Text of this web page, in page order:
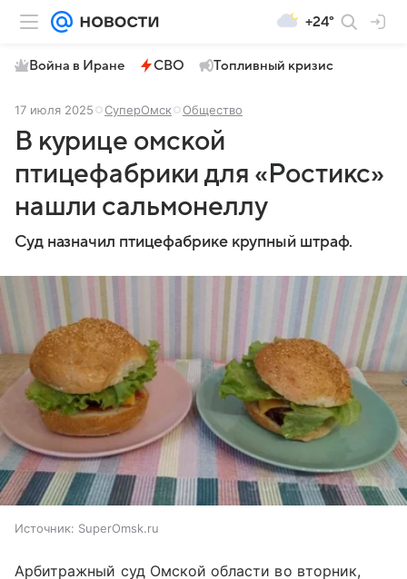
+24°
Война в Иране СВО Топливный кризис
17 июля 2025 СуперОмск Общество
В курице омской
птицефабрики для «Ростикс»
нашли сальмонеллу
Суд назначил птицефабрике крупный штраф.
Источник: SuperOmsk.ru
Арбитражный суд Омской области во вторник,